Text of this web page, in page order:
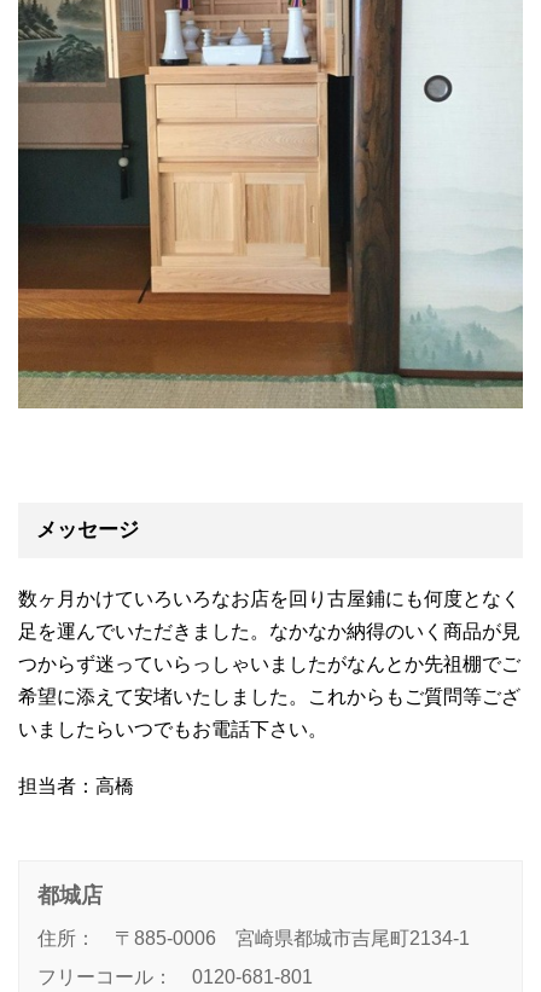
メッセージ
数ヶ月かけていろいろなお店を回り古屋鋪にも何度となく
足を運んでいただきました。なかなか納得のいく商品が見
つからず迷っていらっしゃいましたがなんとか先祖棚でご
希望に添えて安堵いたしました。これからもご質問等ござ
いましたらいつでもお電話下さい。
担当者：高橋
都城店
住所： 〒885-0006 宮崎県都城市吉尾町2134-1
フリーコール： 0120-681-801